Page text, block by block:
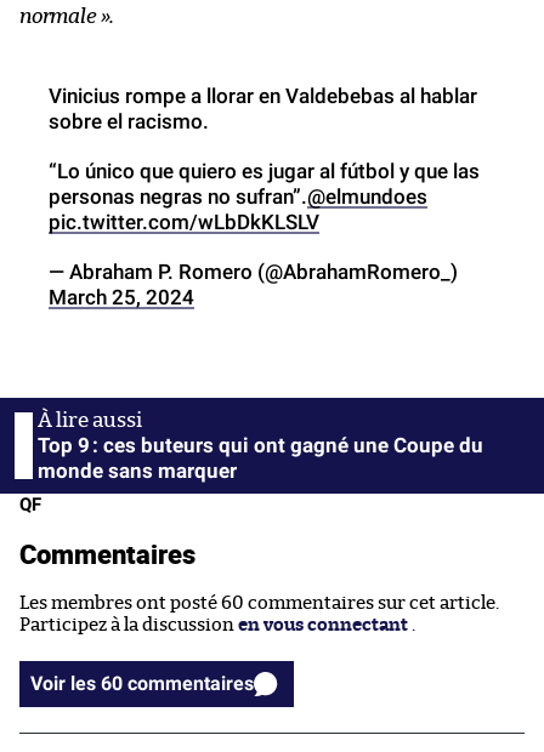
normale ».
Vinicius rompe a llorar en Valdebebas al hablar
sobre el racismo.
“Lo único que quiero es jugar al fútbol y que las
personas negras no sufran”.@elmundoes
pic.twitter.com/wLbDkKLSLV
— Abraham P. Romero (@AbrahamRomero_)
March 25, 2024
Top 9 : ces buteurs qui ont gagné une Coupe du
monde sans marquer
QF
Commentaires
Les membres ont posté 60 commentaires sur cet article.
Participez à la discussion en vous connectant
Voir les 60 commentaires